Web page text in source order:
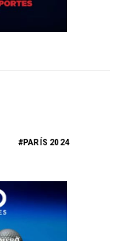
PARÍS 2024